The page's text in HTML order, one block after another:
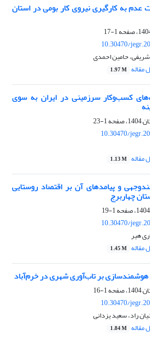
عدم به کارگیری نیروی کار بومی در استان
1-17
10.30470/
حامین احمدی
مقاله 1.97 M
کسب‌وکار سرزمینی در ایران به سوی
1-23
10.30470/
مقاله 1.13 M
و پیامدهای آن بر اقتصاد روستایی
چهاربرج
1-19
10.30470/
هیر
مقاله 1.45 M
هوشمندسازی بر تاب‌آوری شهری در خرم‌آباد
1-16
10.30470/
راد، سعید یزدانی
مقاله 1.84 M